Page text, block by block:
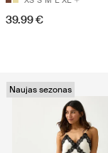
39.99 €
Naujas sezonas